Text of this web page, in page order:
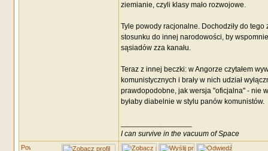
ziemianie, czyli klasy mało rozwojowe.
Tyle powody racjonalne. Dochodziły do
stosunku do innej narodowości, by
sąsiadów zza kanału.
Teraz z innej beczki: w Angorze czytałem
komunistycznych i brały w nich udział
prawdopodobne, jak wersja "oficjalna" - nie
byłaby diabelnie w stylu panów komunistów.
I can survive in the vacuum of Space